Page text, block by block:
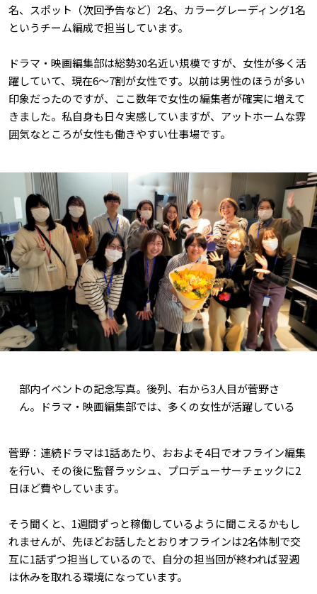
名、スポット（次回予告など）2名、カラーグレーディング1名
というチーム編成で担当しています。
ドラマ・映画編集部は総勢30名近い規模ですが、女性が多く活
躍していて、現在6〜7割が女性です。以前は男性のほうが多い
印象だったのですが、ここ数年で女性の編集者が確実に増えて
きました。私自身も日々実感していますが、アットホームな雰
囲気なところが女性も働きやすい仕事場です。
部内イベントの記念写真。後列、右から3人目が菅野さ
ん。ドラマ・映画編集部では、多くの女性が活躍している
菅野：連続ドラマは1話あたり、おおよそ4日でオフライン編集
を行い、その後に監督ラッシュ、プロデューサーチェックに2
日ほど費やしています。
そう聞くと、1週間ずっと稼働しているように聞こえるかもし
れませんが、先ほどお話したとおりオフラインは2名体制で交
互に1話ずつ担当しているので、自分の担当回が終われば翌週
は休みを取れる環境になっています。